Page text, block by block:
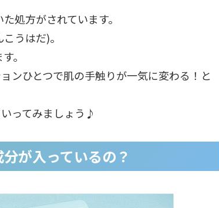
処方がされています。
うはだ)。
。
ンひとつで肌の手触りが一気に変わる！と
ってみましょう♪
が入っているの？